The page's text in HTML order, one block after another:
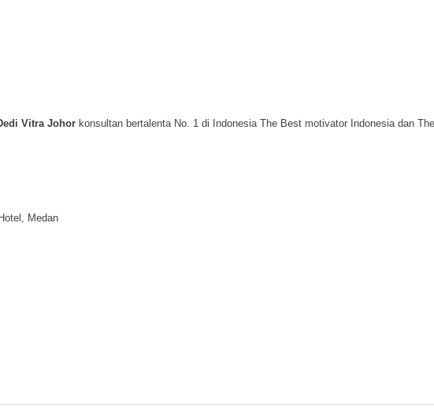
Vitra Johor konsultan bertalenta No. 1 di Indonesia The Best motivator Indonesia dan
Medan